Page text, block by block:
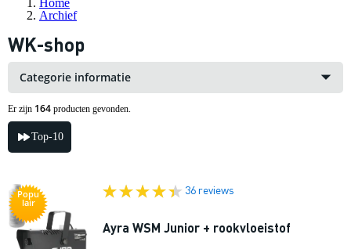
Home
Archief
WK-shop
Categorie informatie
Er zijn 164 producten gevonden.
Top-10
Popu
lair
36 reviews
Ayra WSM Junior + rookvloeistof